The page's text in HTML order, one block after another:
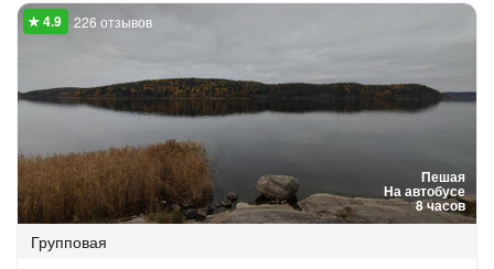
Пешая
На автобусе
8 часов
226 отзывов
Групповая